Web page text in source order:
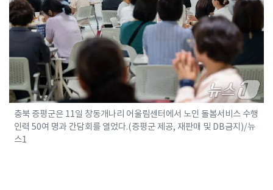
충북 증평군은 11일 창동개나리 어울림센터에서 노인 돌봄서비스 수행
인력 50여 명과 간담회를 열었다.(증평군 제공, 재판매 및 DB금지)/뉴
스1